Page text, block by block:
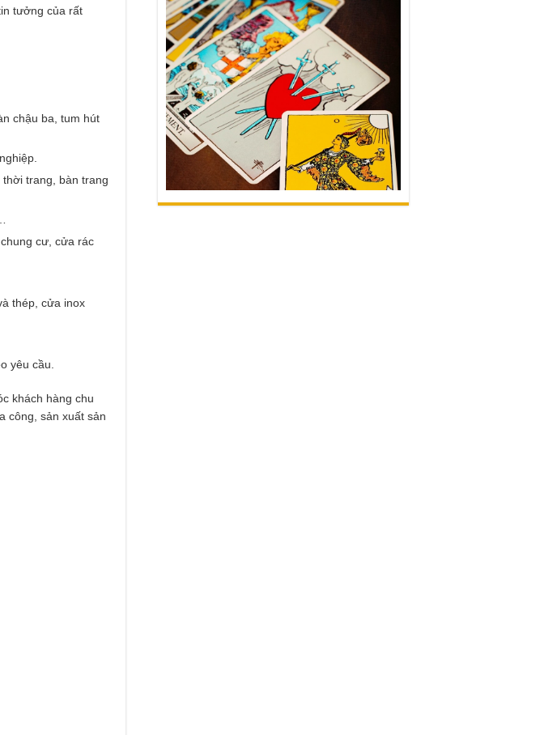
tưởng của rất
chậu ba, tum hút
trang, bàn trang
cư, cửa rác
thép, cửa inox
yêu cầu.
khách hàng chu
công, sản xuất sản